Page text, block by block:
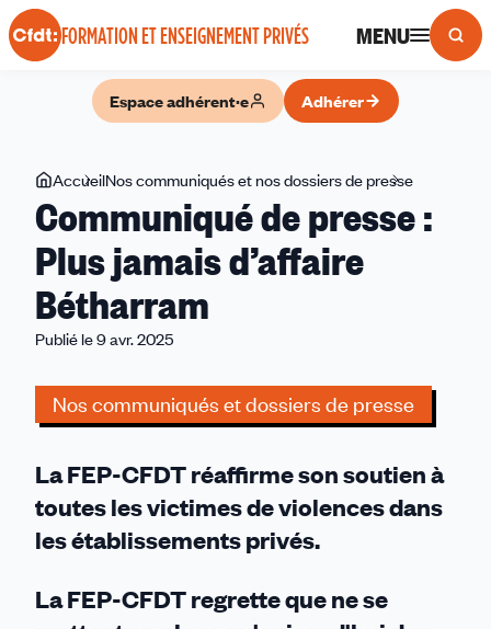
Panneau de gestion des cookies
FORMATION ET ENSEIGNEMENT PRIVÉS MENU
Espace adhérent·e Adhérer
Vous
êtes
ici
AccueilNos communiqués et nos dossiers de presse
de
Communiqué de presse :
Plus jamais d’affaire
Bétharram
Publié le 9 avr. 2025
Nos communiqués et dossiers de presse
La FEP-CFDT réaffirme son soutien à
toutes les victimes de violences dans
les établissements privés.
La FEP-CFDT regrette que ne se